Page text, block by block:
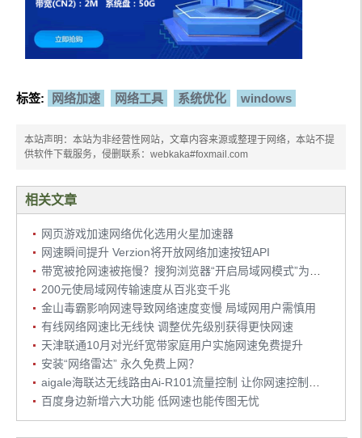
标签: 网络加速 网络工具 系统优化 windows
本站声明：本站为非经营性网站，文章内容来源或整理于网络，本站不提
供软件下载服务，侵删联系：webkaka#foxmail.com
相关文章
网页游戏加速网络优化选用火星加速器
网速瞬间提升 Verzion将开放网络加速按钮API
带宽被抢网速被拖慢？搜狗浏览器“开启局域网模式”为你解困
200元使局域网传输速度从百兆变千兆
金山毒霸影响网速导致网络速度变慢 局域网用户需慎用
有线网络网速比无线快 调整优先级别获得更快网速
天津联通10月对光纤宽带家庭用户实施网速免费提升
安装“网络雷达” 永久免费上网？
aigale海联达无线路由Ai-R101流量控制 让你网速控制更自如
百度身边新增六大功能 低网速也能传图无忧